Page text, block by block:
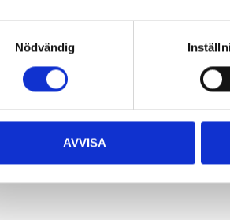
Nödvändig
AVVISA